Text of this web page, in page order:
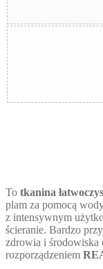
To tkanina
plam za pomocą
z intensywnym
ścieranie. Bardzo
zdrowia i środowiska
rozporządzeniem